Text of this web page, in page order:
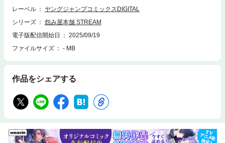
レーベル
ヤングジャンプコミックスDIGITAL
シリーズ
怨み屋本舗 STREAM
電子版配信開始日
2025/09/19
ファイルサイズ
- MB
作品をシェアする